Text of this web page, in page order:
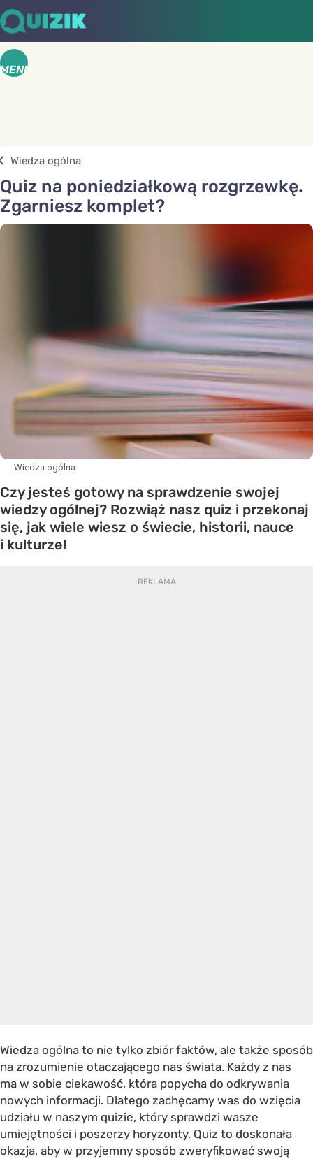
MENU
Wiedza ogólna
Quiz na poniedziałkową rozgrzewkę.
Zgarniesz komplet?
Wiedza ogólna
Czy jesteś gotowy na sprawdzenie swojej
wiedzy ogólnej? Rozwiąż nasz quiz i przekonaj
się, jak wiele wiesz o świecie, historii, nauce
i kulturze!
Wiedza ogólna to nie tylko zbiór faktów, ale także sposób
na zrozumienie otaczającego nas świata. Każdy z nas
ma w sobie ciekawość, która popycha do odkrywania
nowych informacji. Dlatego zachęcamy was do wzięcia
udziału w naszym quizie, który sprawdzi wasze
umiejętności i poszerzy horyzonty. Quiz to doskonała
okazja, aby w przyjemny sposób zweryfikować swoją